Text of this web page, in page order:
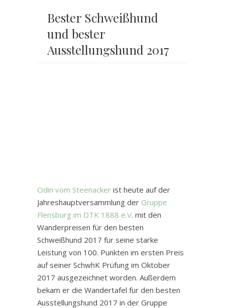
Bester Schweißhund
und bester
Ausstellungshund 2017
Odin vom Steenacker ist heute auf der
Jahreshauptversammlung der Gruppe
Flensburg im DTK 1888 e.V. mit den
Wanderpreisen für den besten
Schweißhund 2017 für seine starke
Leistung von 100. Punkten im ersten Preis
auf seiner SchwhK Prüfung im Oktober
2017 ausgezeichnet worden. Außerdem
bekam er die Wandertafel für den besten
Ausstellungshund 2017 in der Gruppe